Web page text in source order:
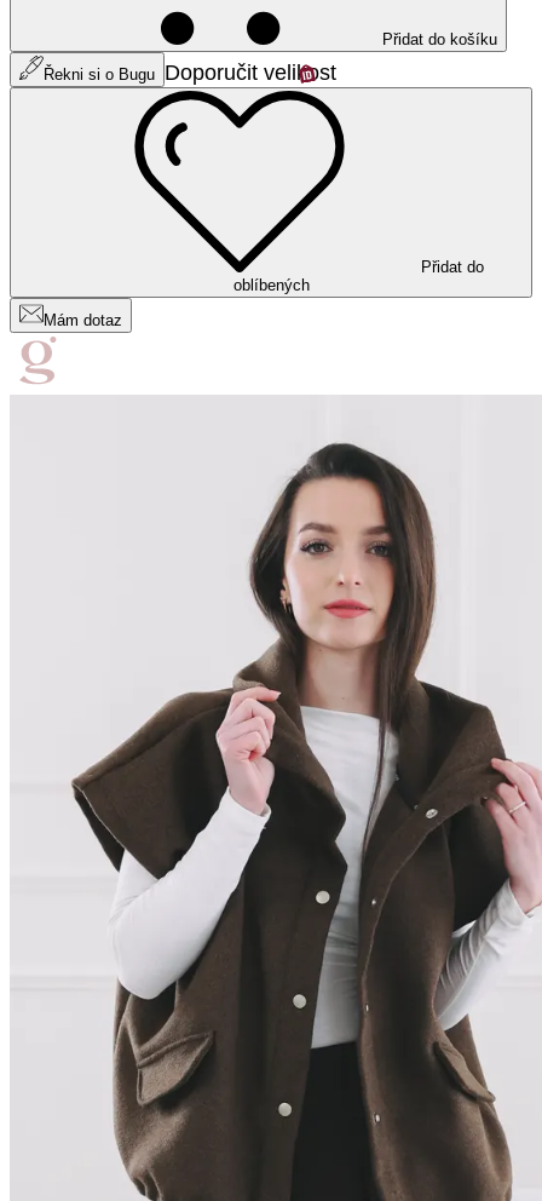
Přidat do košíku
Řekni si o Bugu Doporučit velikost
Přidat do
oblíbených
Mám dotaz